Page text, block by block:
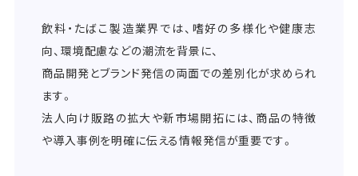
飲料・たばこ製造業界では、嗜好の多様化や健康志
向、環境配慮などの潮流を背景に、
商品開発とブランド発信の両面での差別化が求められ
ます。
法人向け販路の拡大や新市場開拓には、商品の特徴
や導入事例を明確に伝える情報発信が重要です。